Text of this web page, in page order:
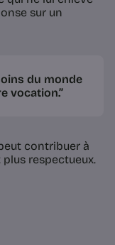
sur un
du monde
vocation.”
contribuer à
respectueux.